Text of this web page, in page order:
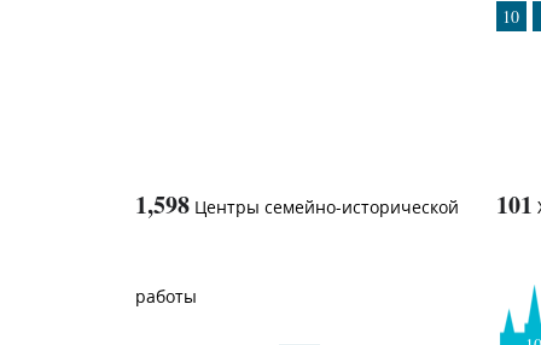
10
1,598 Центры семейно-исторической
работы
101